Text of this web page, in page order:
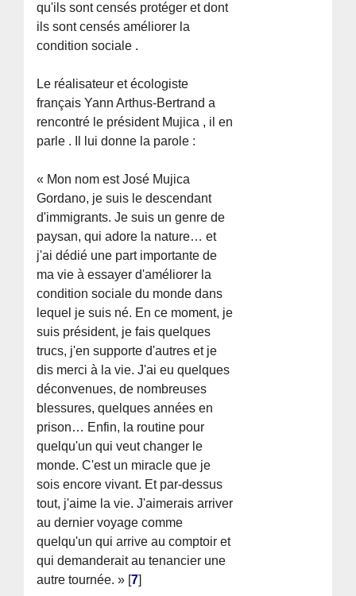
qu'ils sont censés protéger et dont
ils sont censés améliorer la
condition sociale .
Le réalisateur et écologiste
français Yann Arthus-Bertrand a
rencontré le président Mujica , il en
parle . Il lui donne la parole :
« Mon nom est José Mujica
Gordano, je suis le descendant
d'immigrants. Je suis un genre de
paysan, qui adore la nature… et
j'ai dédié une part importante de
ma vie à essayer d'améliorer la
condition sociale du monde dans
lequel je suis né. En ce moment, je
suis président, je fais quelques
trucs, j'en supporte d'autres et je
dis merci à la vie. J'ai eu quelques
déconvenues, de nombreuses
blessures, quelques années en
prison… Enfin, la routine pour
quelqu'un qui veut changer le
monde. C'est un miracle que je
sois encore vivant. Et par-dessus
tout, j'aime la vie. J'aimerais arriver
au dernier voyage comme
quelqu'un qui arrive au comptoir et
qui demanderait au tenancier une
autre tournée. » [7]